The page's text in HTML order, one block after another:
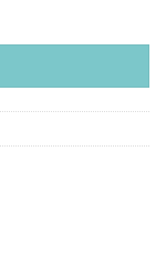
Y Fe” cantidad